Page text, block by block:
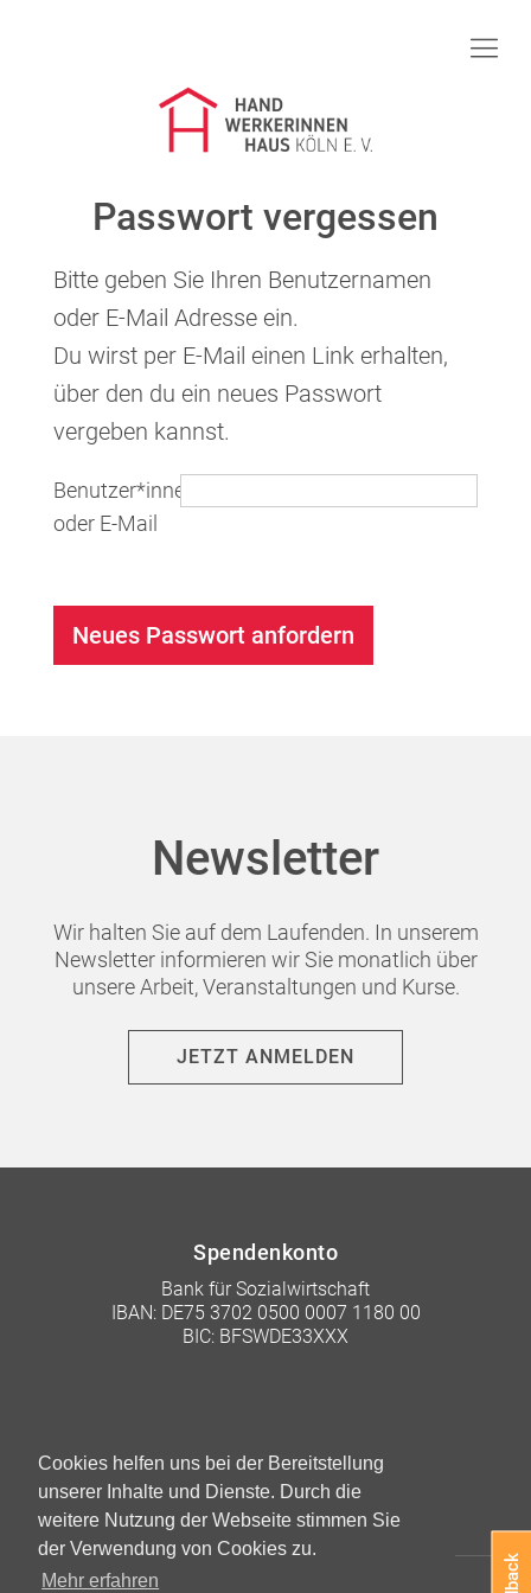
Cookies helfen uns bei der Bereitstellung
unserer Inhalte und Dienste. Durch die
weitere Nutzung der Webseite stimmen Sie
der Verwendung von Cookies zu.
Mehr erfahren
Handwerkerinnenhaus Köln e.V.
Mädchenprojekt Zukunft
Über uns
Infos & Service
Spenden
35 Jahre
JETZT SPENDEN
Passwort vergessen
Bitte geben Sie Ihren Benutzernamen
oder E-Mail Adresse ein.
Du wirst per E-Mail einen Link erhalten,
über den du ein neues Passwort
vergeben kannst.
Benutzer*innenname
oder E-Mail
Newsletter
Wir halten Sie auf dem Laufenden. In unserem
Newsletter informieren wir Sie monatlich über
unsere Arbeit, Veranstaltungen und Kurse.
JETZT ANMELDEN
Spendenkonto
Bank für Sozialwirtschaft
IBAN: DE75 3702 0500 0007 1180 00
BIC: BFSWDE33XXX